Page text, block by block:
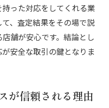
った対応をしてくれる業
、査定結果をその場で説
舗が安心です。結論とし
安全な取引の鍵となりま
が信頼される理由